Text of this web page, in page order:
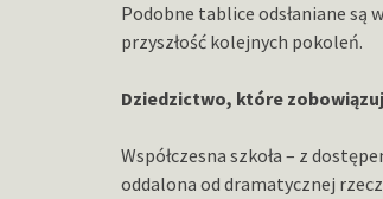
Podobne tablice odsłaniane są
przyszłość kolejnych pokoleń.
Dziedzictwo, które
Współczesna szkoła – z
oddalona od dramatycznej